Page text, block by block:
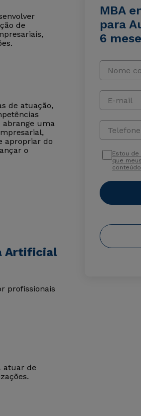
de
de atuação,
abrange uma
apropriar do
o
Artificial
profissionais
atuar de
MBA
para
6
Nome
E-mail
Telefone
Estou
que